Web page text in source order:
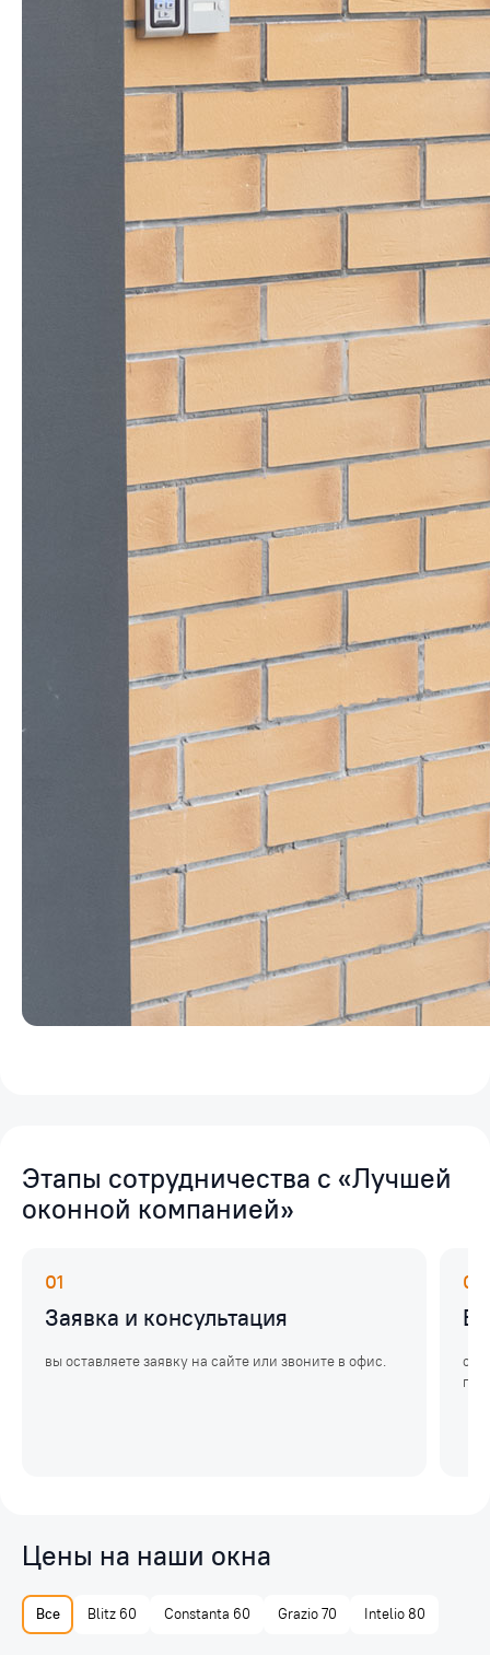
Этапы сотрудничества с «Лучшей
оконной компанией»
01
Заявка и консультация
вы оставляете заявку на сайте или звоните в офис.
02
Цены на наши окна
Все Blitz 60 Constanta 60 Grazio 70 Intelio 80